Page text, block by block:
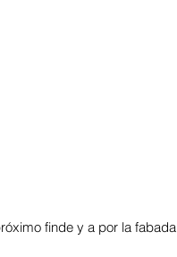
finde y a por la fabada